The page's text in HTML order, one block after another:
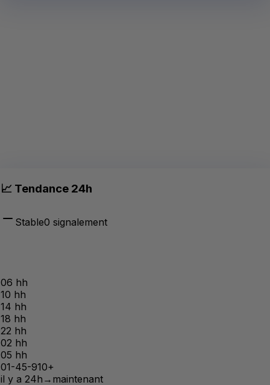
📈 Tendance 24h
Stable0 signalement
06 hh
10 hh
14 hh
18 hh
22 hh
02 hh
05 hh
01-45-910+
il y a 24h → maintenant